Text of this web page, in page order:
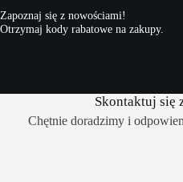
Zapoznaj się z nowościami!
Otrzymaj kody rabatowe na zakupy.
Skontaktuj się
Chętnie doradzimy i